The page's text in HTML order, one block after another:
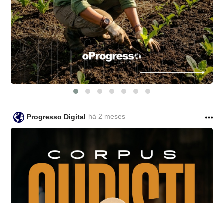
Progresso Digital há 2 meses